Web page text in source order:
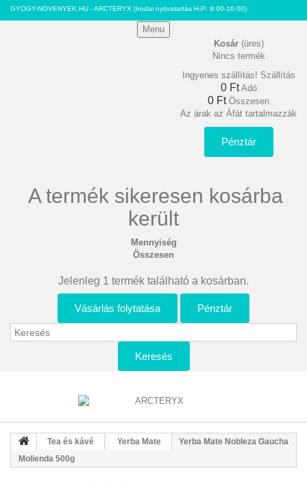
GYOGY-NOVENYEK.HU - ARCTERYX (Irodai nyitvatartás H-P: 9:00-16:00)
Menu
Kosár (üres)
Nincs termék
Ingyenes szállítás! Szállítás
0 Ft‎ Adó
0 Ft‎ Összesen
Az árak az Áfát tartalmazzák
Pénztár
A termék sikeresen kosárba
került
Mennyiség
Összesen
Jelenleg 1 termék található a kosárban.
Vásárlás folytatása Pénztár
Keresés
Tea és kávé Yerba Mate
Yerba Mate Nobleza Gaucha
Molienda 500g